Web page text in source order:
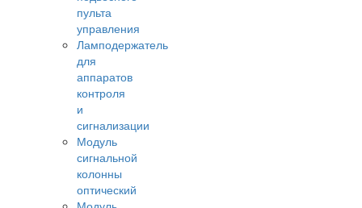
пульта
управления
Ламподержатель
для
аппаратов
контроля
и
сигнализации
Модуль
сигнальной
колонны
оптический